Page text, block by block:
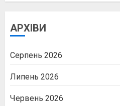
АРХІВИ
Серпень 2026
Липень 2026
Червень 2026